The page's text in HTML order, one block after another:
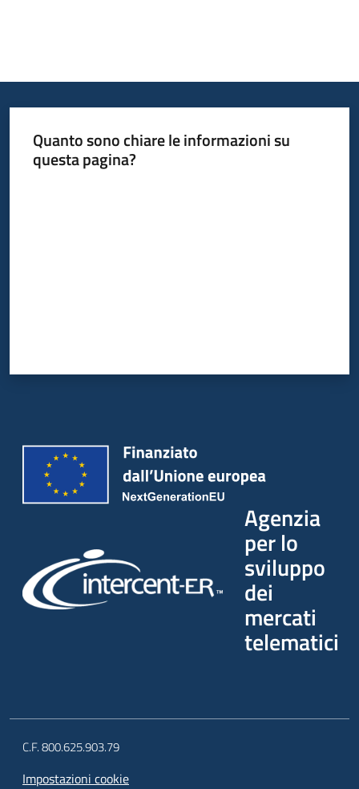
Quanto sono chiare le informazioni su
questa pagina?
Agenzia
per lo
sviluppo
dei
mercati
telematici
C.F. 800.625.903.79
Impostazioni cookie